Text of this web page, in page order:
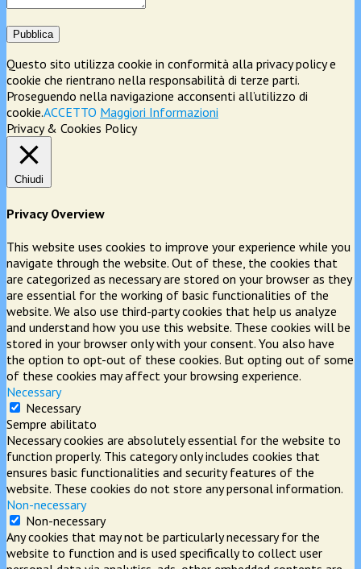
Pubblica
Questo sito utilizza cookie in conformità alla privacy policy e
cookie che rientrano nella responsabilità di terze parti.
Proseguendo nella navigazione acconsenti all’utilizzo di
cookie.ACCETTO Maggiori Informazioni
Privacy & Cookies Policy
Chiudi
Privacy Overview
This website uses cookies to improve your experience while you
navigate through the website. Out of these, the cookies that
are categorized as necessary are stored on your browser as they
are essential for the working of basic functionalities of the
website. We also use third-party cookies that help us analyze
and understand how you use this website. These cookies will be
stored in your browser only with your consent. You also have
the option to opt-out of these cookies. But opting out of some
of these cookies may affect your browsing experience.
Necessary
Necessary
Sempre abilitato
Necessary cookies are absolutely essential for the website to
function properly. This category only includes cookies that
ensures basic functionalities and security features of the
website. These cookies do not store any personal information.
Non-necessary
Non-necessary
Any cookies that may not be particularly necessary for the
website to function and is used specifically to collect user